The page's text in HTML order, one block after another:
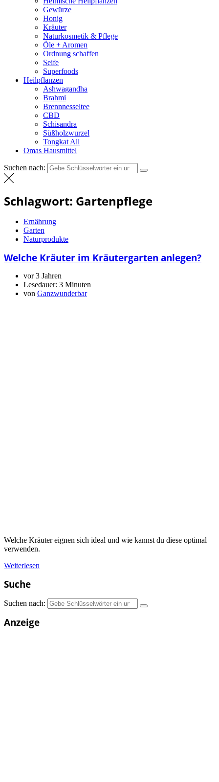
Gewürze
Honig
Kräuter
Naturkosmetik & Pflege
Öle + Aromen
Ordnung schaffen
Seife
Superfoods
Heilpflanzen
Ashwagandha
Brahmi
Brennnesseltee
CBD
Schisandra
Süßholzwurzel
Tongkat Ali
Omas Hausmittel
Suchen nach:
Schlagwort: Gartenpflege
Ernährung
Garten
Naturprodukte
Welche Kräuter im Kräutergarten anlegen?
vor 3 Jahren
Lesedauer: 3 Minuten
von Ganzwunderbar
Welche Kräuter eignen sich ideal und wie kannst du diese optimal
verwenden.
Weiterlesen
Suche
Suchen nach:
Anzeige